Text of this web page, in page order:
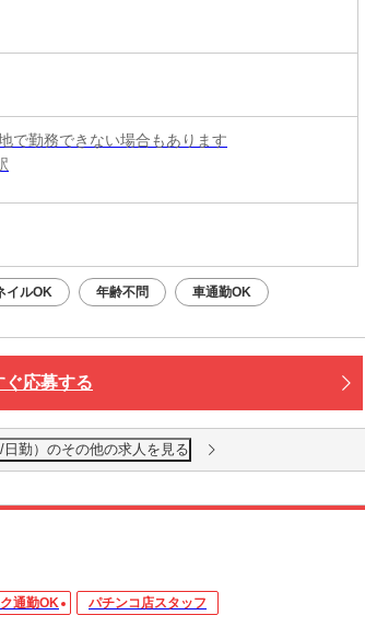
で勤務できない場合もあります
イルOK 年齢不問 車通勤OK
ぐ応募する
勤）のその他の求人を見る
通勤OK パチンコ店スタッフ